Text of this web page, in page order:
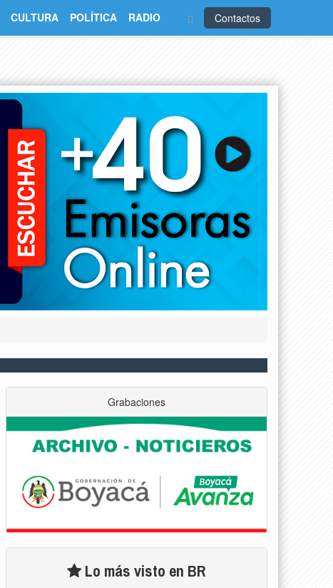
Contactos
CULTURA POLÍTICA RADIO
Grabaciones
Lo más visto en BR